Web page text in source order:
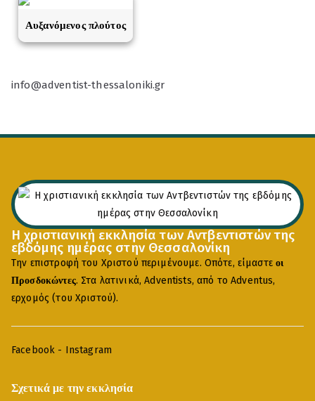
Αυξανόμενος πλούτος
info@adventist-thessaloniki.gr
Η χριστιανική εκκλησία των Αντβεντιστών της
εβδόμης ημέρας στην Θεσσαλονίκη
Την επιστροφή του Χριστού περιμένουμε. Οπότε, είμαστεοι
Προσδοκώντες. Στα λατινικά, Adventists, από το Adventus,
ερχομός (του Χριστού).
Facebook - Instagram
Σχετικά με την εκκλησία